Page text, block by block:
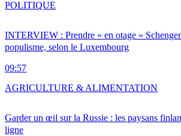
INTERVIEW : Prendre « en otage »
populisme, selon le Luxembourg
09:57
POLITIQUE
Garder un œil sur la Russie : les paysans
ligne
AGRICULTURE & ALIMENTATION